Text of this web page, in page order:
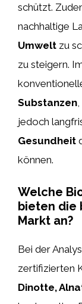
schützt.
nachhaltige
Umwelt zu
zu steigern.
Substanzen
jedoch
Gesundheit
können.
Welche
bieten die
Markt an?
Bei der
zertifizierten
Dinotte,